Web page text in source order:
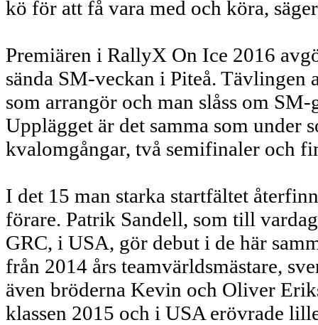
kö för att få vara med och köra,
Premiären i RallyX On Ice 2016
sända SM-veckan i Piteå. Tävlingen
som arrangör och man slåss om
Upplägget är det samma som under
kvalomgångar, två semifinaler och
I det 15 man starka startfältet
förare. Patrik Sandell, som till
GRC, i USA, gör debut i de här
från 2014 års teamvärldsmästare,
även bröderna Kevin och Oliver
klassen 2015 och i USA erövrade